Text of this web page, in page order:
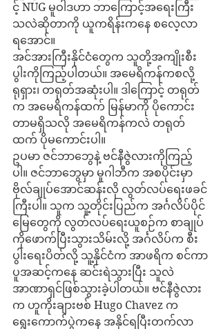
င့် NUG မူဝါဒဟာ ဘာကြောင့်အရေးကြီး
သလဲဆိုတာကို ယူကရိန်းကနေ စလေ့လာ
ရအောင်။
အင်အားကြီးနိုင်ငံတွေက သူတို့အကျိုးစီး
ပွါးကိုကြည့်ပါတယ်။ အမေရိကန်ကစလို့
ရုရှား၊ တရုတ်အဆုံးပါ။ ဒါကြောင့် တရုတ်
က အမေရိကန်ထက် မြန်မာကို ပိုကောင်း
တာမရှိသလို အမေရိကန်ကလဲ တရုတ်
ထက် ပိုမကောင်းပါ။
ဥပမာ ဇင်ဘာဘွေနဲ့ ဗင်နီဇွဲလားကိုကြည့်
ပါ။ ဇင်ဘာဘွေမှာ မူဂါဘီက အစပိုင်းမှာ
ဗိုလ်ချုပ်အောင်ဆန်းလို လွတ်လပ်ရေးဖခင်
ကြီးပါ။ သူက သူ့တိုင်းပြည်က အင်္ဂလိပ်ပိုင်
မြေတွေကို လွတ်လပ်ရေးယူစဉ်က စာချုပ်
ကိုဖောက်ပြီးသွားသိမ်းလို့ အင်္ဂလိပ်က စီး
ပွါးရေးပိတ်လို့ သူ့နိုင်ငံက အာဖရိက စင်ကာ
ပူအဆင့်ကနေ ဆင်းရဲသွားပြီး သူလဲ
အာဏာရှင်ဖြစ်သွားခဲ့ပါတယ်။ ဗင်နီဇွဲလား
က ဟူကိုးချားဗစ် Hugo Chavez က
ရွေးကောက်ပွဲကနေ အနိုင်ရပြီးတက်လာ